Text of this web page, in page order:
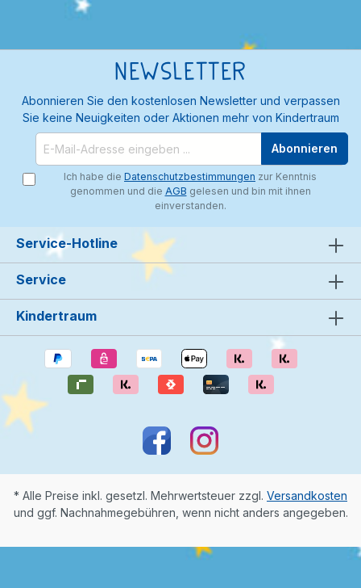
Newsletter
Abonnieren Sie den kostenlosen Newsletter und verpassen
Sie keine Neuigkeiten oder Aktionen mehr von Kindertraum
Abonnieren
Ich habe die Datenschutzbestimmungen zur Kenntnis
genommen und die AGB gelesen und bin mit ihnen
einverstanden.
Service-Hotline
Service
Kindertraum
* Alle Preise inkl. gesetzl. Mehrwertsteuer zzgl. Versandkosten
und ggf. Nachnahmegebühren, wenn nicht anders angegeben.